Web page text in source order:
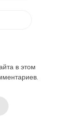
в этом